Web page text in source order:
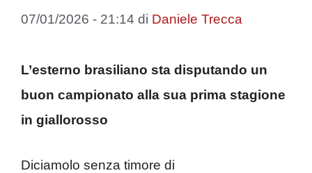
07/01/2026 - 21:14 di Daniele Trecca
L’esterno brasiliano sta disputando un
buon campionato alla sua prima stagione
in giallorosso
Diciamolo senza timore di